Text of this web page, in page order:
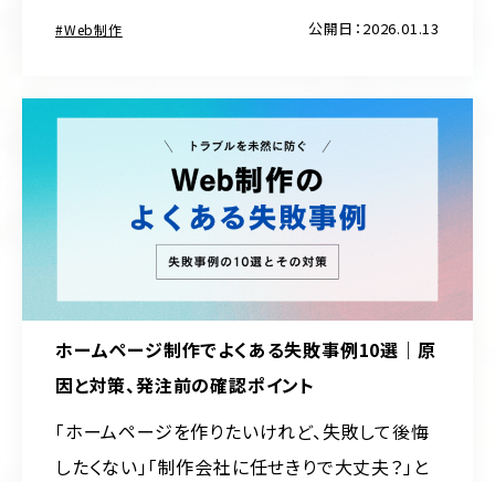
Web制作 公開日：2026.01.13
ホームページ制作でよくある失敗事例10選｜原
因と対策、発注前の確認ポイント
「ホームページを作りたいけれど、失敗して後悔
したくない」「制作会社に任せきりで大丈夫？」と